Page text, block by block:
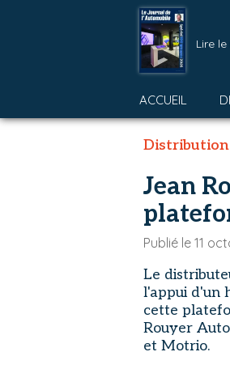
Lire
ACCUEIL
Distribution
Jean
Publié le 11
Le
l'appui d'un
cette
Rouyer
et Motrio.